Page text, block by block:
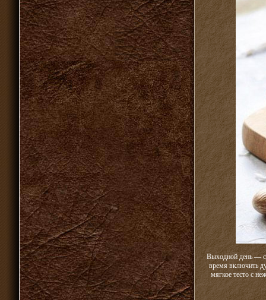
Выходной день —
время включить
мягкое тесто с